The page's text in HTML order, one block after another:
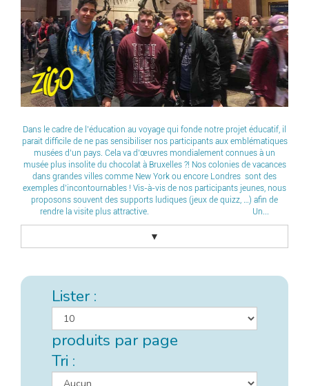
Dans le cadre de l’éducation au voyage qui fonde notre projet éducatif, il
parait difficile de ne pas sensibiliser nos participants aux emblématiques
musées d’un pays. Cela va d’œuvres mondialement connues à un
musée plus insolite du chocolat à Bruxelles ?! Nos colonies de vacances
dans grandes villes comme New York ou encore Londres sont des
exemples d’incontournables ! Vis-à-vis de nos participants jeunes, nous
proposons souvent des supports ludiques (jeux de quizz, …) afin de
rendre la visite plus attractive. Un...
▼
Lister :
produits par page
Tri :